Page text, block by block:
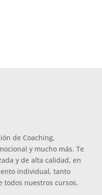
de Coaching,
y mucho más. Te
y de alta calidad, en
individual, tanto
todos nuestros cursos.